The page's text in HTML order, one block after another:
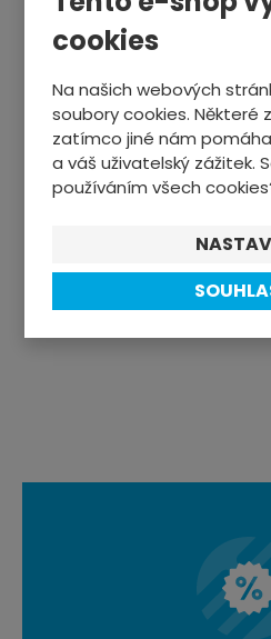
cookies
Na našich webových
soubory cookies. Některé
zatímco jiné nám
a váš uživatelský zážitek.
používáním všech
č
e
t
CYKLISTIKA
ZIMNÍ SPORTY
SPORTTESTERY